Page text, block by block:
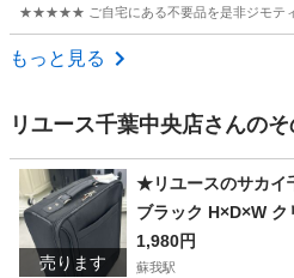
★★★★★ ご自宅にある不要品を是非ジモティ
千葉 千葉市
もっと見る
リユース千葉中央店さんのそ
売ります
★リユースのサカイ千葉中央
ブラック H×D×W
1,980円
蘇我駅